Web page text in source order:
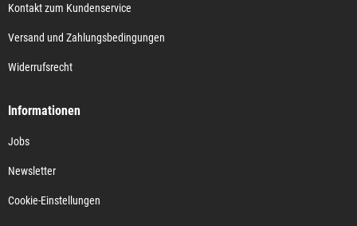
Kontakt zum Kundenservice
Versand und Zahlungsbedingungen
Widerrufsrecht
Informationen
Jobs
Newsletter
Cookie-Einstellungen